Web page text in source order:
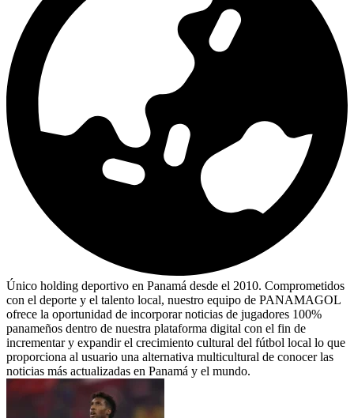
Único holding deportivo en Panamá desde el 2010. Comprometidos
con el deporte y el talento local, nuestro equipo de PANAMAGOL
ofrece la oportunidad de incorporar noticias de jugadores 100%
panameños dentro de nuestra plataforma digital con el fin de
incrementar y expandir el crecimiento cultural del fútbol local lo que
proporciona al usuario una alternativa multicultural de conocer las
noticias más actualizadas en Panamá y el mundo.